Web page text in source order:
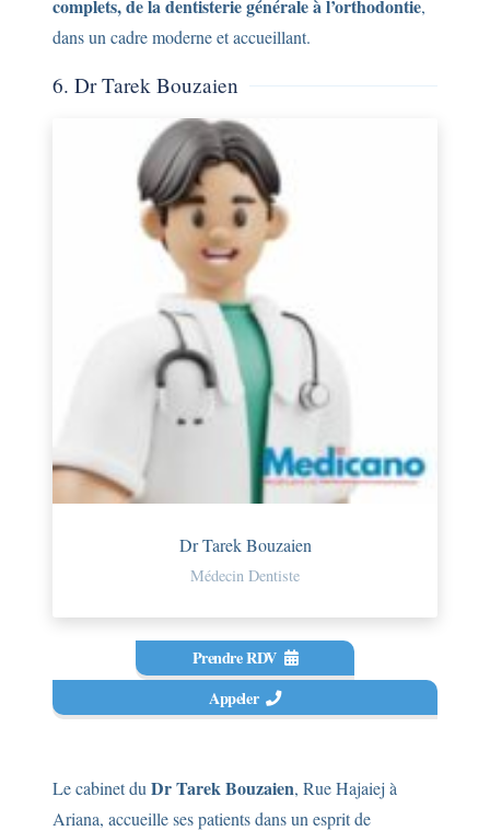
complets, de la dentisterie générale à l’orthodontie,
dans un cadre moderne et accueillant.
6. Dr Tarek Bouzaien
Dr Tarek Bouzaien
Médecin Dentiste
Prendre RDV
Appeler
Le cabinet du Dr Tarek Bouzaien, Rue Hajaiej à
Ariana, accueille ses patients dans un esprit de